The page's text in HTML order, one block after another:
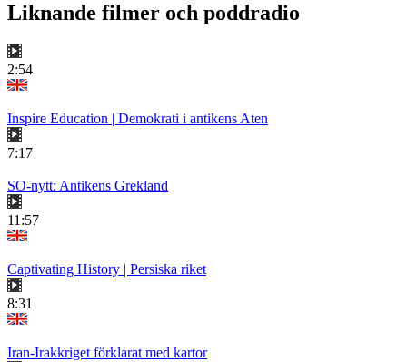
Liknande filmer och poddradio
2:54
Inspire Education | Demokrati i antikens Aten
7:17
SO-nytt: Antikens Grekland
11:57
Captivating History | Persiska riket
8:31
Iran-Irakkriget förklarat med kartor